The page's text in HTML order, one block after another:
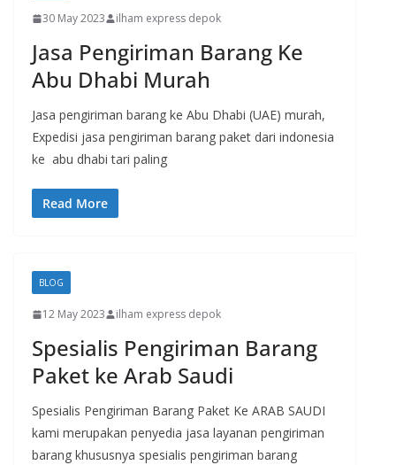
30 May 2023 ilham express depok
Jasa Pengiriman Barang Ke
Abu Dhabi Murah
Jasa pengiriman barang ke Abu Dhabi (UAE) murah,
Expedisi jasa pengiriman barang paket dari indonesia
ke abu dhabi tari paling
Read More
BLOG
12 May 2023 ilham express depok
Spesialis Pengiriman Barang
Paket ke Arab Saudi
Spesialis Pengiriman Barang Paket Ke ARAB SAUDI
kami merupakan penyedia jasa layanan pengiriman
barang khususnya spesialis pengiriman barang